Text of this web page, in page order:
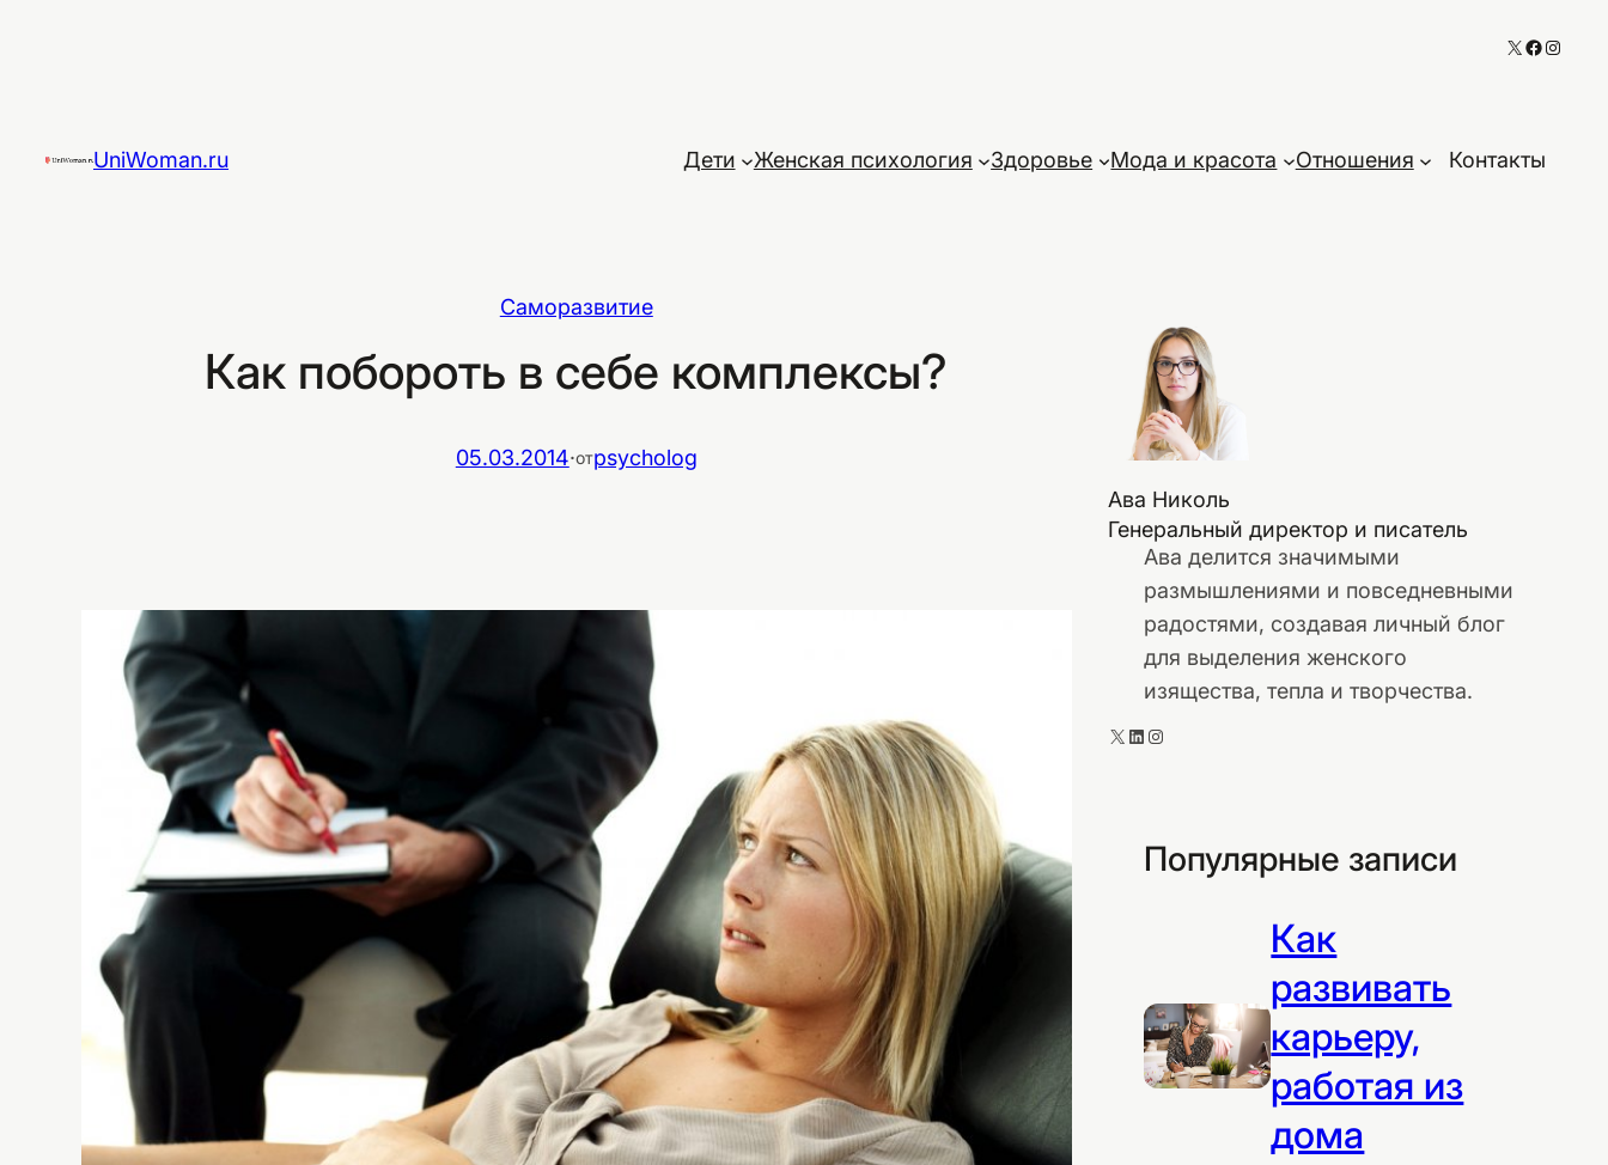
X
UniWoman.ru Дети Женская психология Здоровье Мода и красота Отношения Контакты
Саморазвитие
Как побороть в себе комплексы?
05.03.2014·отpsycholog
Ава Николь
Генеральный директор и писатель
Ава делится значимыми
размышлениями и повседневными
радостями, создавая личный блог
для выделения женского
изящества, тепла и творчества.
X LinkedIn Instagram
Популярные записи
Как
развивать
карьеру,
работая из
дома